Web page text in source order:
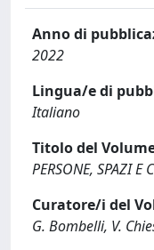
Anno di
2022
Lingua/e di
Italiano
Titolo del
PERSONE, SPAZI E
Curatore/i del
G. Bombelli, V.